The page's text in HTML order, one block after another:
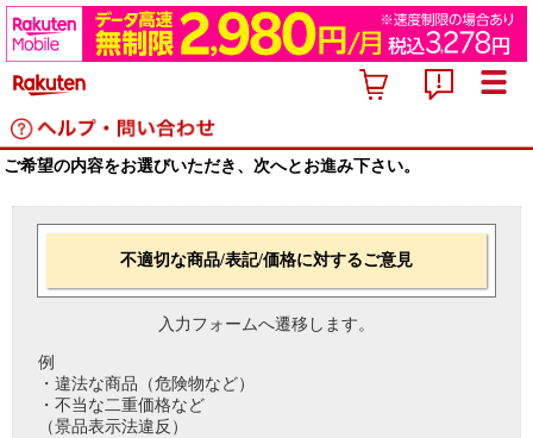
ご希望の内容をお選びいただき、次へとお進み下さい。
不適切な商品/表記/価格に対するご意見
入力フォームへ遷移します。
例
・違法な商品（危険物など）
・不当な二重価格など
（景品表示法違反）